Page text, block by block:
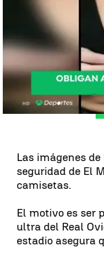
Antena 3
Publicado:25 de
Las imágenes
seguridad de El
camisetas.
El motivo es ser
ultra del Real
estadio asegura